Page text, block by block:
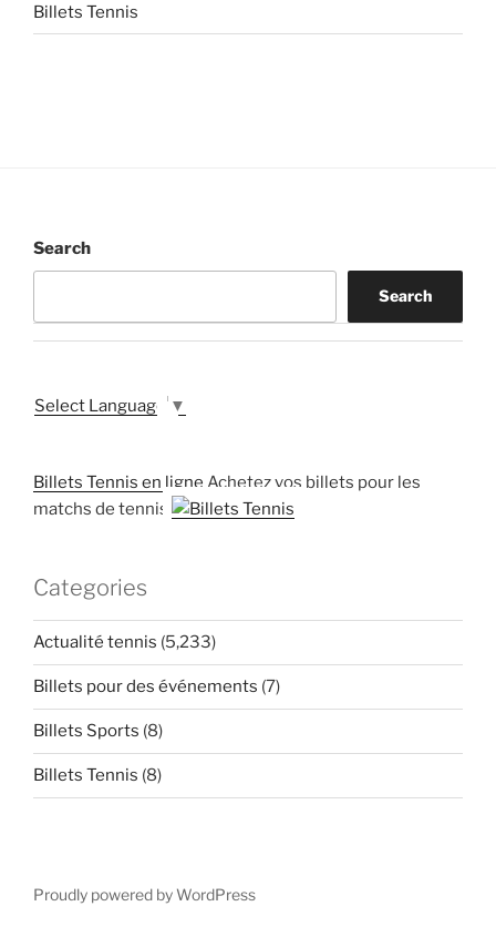
Billets Tennis
Search
Search
Select Language ▼
Billets Tennis en ligne Achetez vos billets pour les
matchs de tennis
Categories
Actualité tennis (5,233)
Billets pour des événements (7)
Billets Sports (8)
Billets Tennis (8)
Proudly powered by WordPress